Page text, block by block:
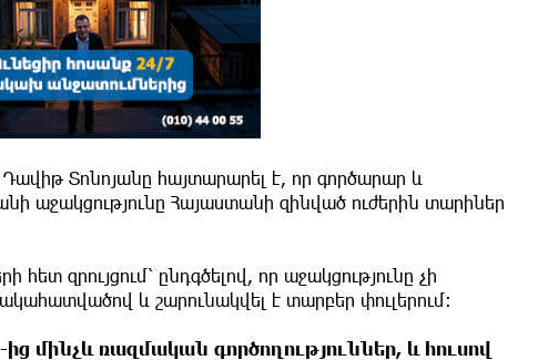
Տոնոյանը հայտարարել է, որ գործարար և
աջակցությունը Հայաստանի զինված ուժերին տարիներ
հետ զրույցում՝ ընդգծելով, որ աջակցությունը չի
և շարունակվել է տարբեր փուլերում։
ից մինչև ռազմական գործողություններ, և հուսով